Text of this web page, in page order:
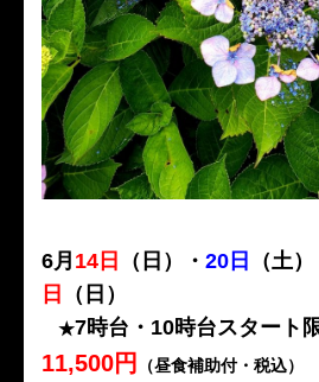
6月 14日 （日）・ 20日 （土）
日
（日）
★7時台・10時台スタート
11,500円
（昼食補助付・税込）